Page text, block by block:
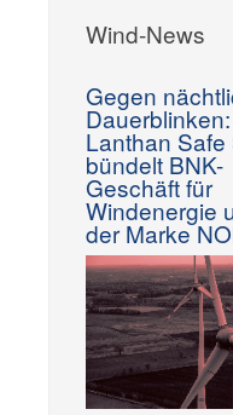
Wind-News
Gegen
Dauerblinken:
Lanthan Safe
bündelt BNK-
Geschäft für
Windenergie
der Marke